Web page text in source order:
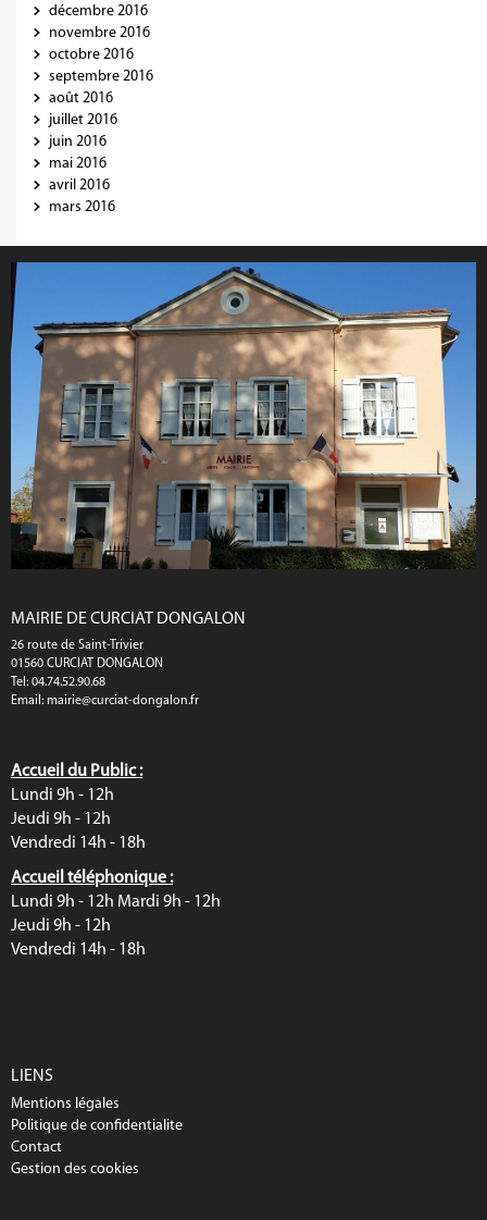
décembre 2016
novembre 2016
octobre 2016
septembre 2016
août 2016
juillet 2016
juin 2016
mai 2016
avril 2016
mars 2016
MAIRIE DE CURCIAT DONGALON
26 route de Saint-Trivier
01560 CURCIAT DONGALON
Tel: 04.74.52.90.68
Email: mairie@curciat-dongalon.fr
Accueil du Public :
Lundi 9h - 12h
Jeudi 9h - 12h
Vendredi 14h - 18h
Accueil téléphonique :
Lundi 9h - 12h Mardi 9h - 12h
Jeudi 9h - 12h
Vendredi 14h - 18h
LIENS
Mentions légales
Politique de confidentialite
Contact
Gestion des cookies